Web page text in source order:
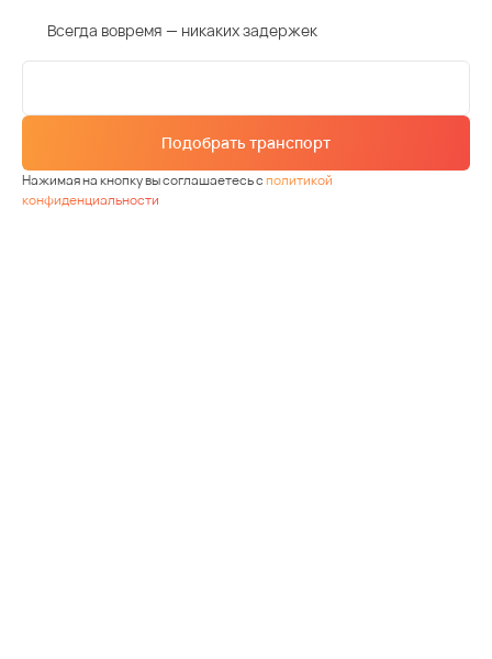
Всегда вовремя — никаких задержек
Подобрать транспорт
Нажимая на кнопку вы соглашаетесь сполитикой
конфиденциальности